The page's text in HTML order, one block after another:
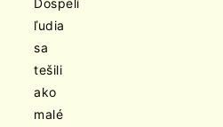
ľudia
sa
tešili
ako
malé